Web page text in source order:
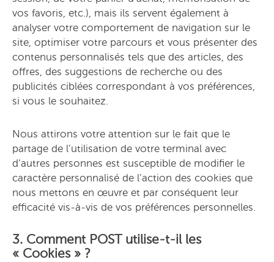
vos favoris, etc.), mais ils servent également à
analyser votre comportement de navigation sur le
site, optimiser votre parcours et vous présenter des
contenus personnalisés tels que des articles, des
offres, des suggestions de recherche ou des
publicités ciblées correspondant à vos préférences,
si vous le souhaitez.
Nous attirons votre attention sur le fait que le
partage de l’utilisation de votre terminal avec
d’autres personnes est susceptible de modifier le
caractère personnalisé de l’action des cookies que
nous mettons en œuvre et par conséquent leur
efficacité vis-à-vis de vos préférences personnelles.
3. Comment POST utilise-t-il les
« Cookies » ?